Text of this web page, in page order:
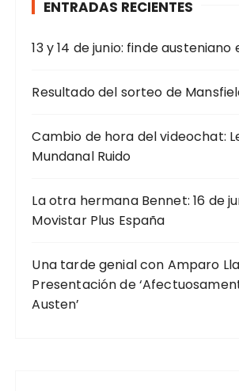
ENTRADAS RECIENTES
13 y 14 de junio: finde austeniano
Resultado del sorteo de
Cambio de hora del videochat:
Mundanal Ruido
La otra hermana Bennet: 16 de
Movistar Plus España
Una tarde genial con Amparo
Presentación de
Austen’